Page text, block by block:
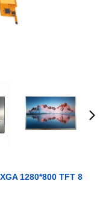
1280*800 TFT 8